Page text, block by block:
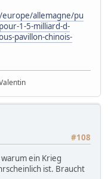
allemagne/pu
1-5-milliard-d-
pavillon-chinois-
#108
ein Krieg
ist. Braucht